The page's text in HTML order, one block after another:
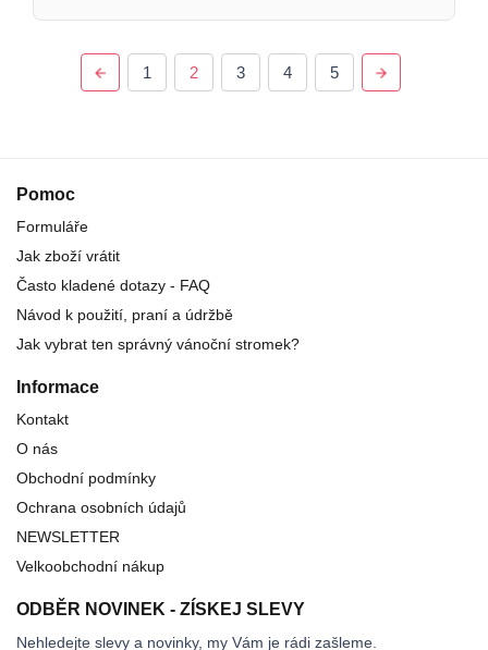
1 2 3 4 5
Pomoc
Formuláře
Jak zboží vrátit
Často kladené dotazy - FAQ
Návod k použití, praní a údržbě
Jak vybrat ten správný vánoční stromek?
Informace
Kontakt
O nás
Obchodní podmínky
Ochrana osobních údajů
NEWSLETTER
Velkoobchodní nákup
ODBĚR NOVINEK - ZÍSKEJ SLEVY
Nehledejte slevy a novinky, my Vám je rádi zašleme.